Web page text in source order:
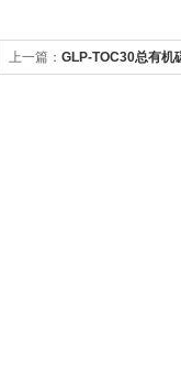
上一篇： GLP-TOC30总有机